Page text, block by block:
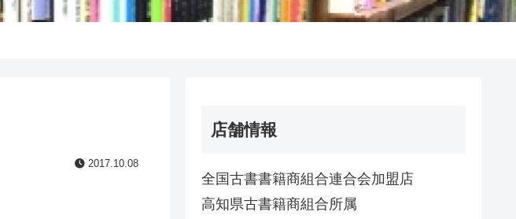
2017.10.08
店舗情報
全国古書書籍商組合連合会加盟店
高知県古書籍商組合所属